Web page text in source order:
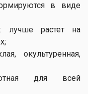
в виде
лучше растет на
окультуренная,
для всей